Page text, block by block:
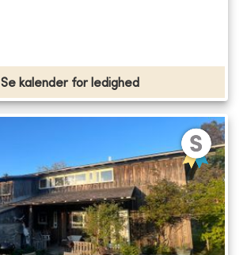
Se kalender for ledighed